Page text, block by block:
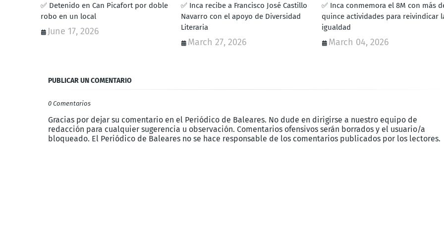
✅ Detenido en Can Picafort por doble
robo en un local
June 17, 2026
✅ Inca recibe a Francisco José Castillo
Navarro con el apoyo de Diversidad
Literaria
March 27, 2026
✅ Inca conmemora el 8M con más
quince actividades para reivindicar
igualdad
March 04, 2026
PUBLICAR UN COMENTARIO
0 Comentarios
Gracias por dejar su comentario en el Periódico de Baleares. No dude en dirigirse a nuestro equipo de
redacción para cualquier sugerencia u observación. Comentarios ofensivos serán borrados y el usuario/a
bloqueado. El Periódico de Baleares no se hace responsable de los comentarios publicados por los lectores.